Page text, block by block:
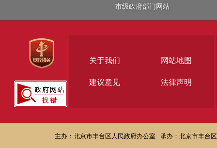
市级政府部门网站
关于我们 网站地图
建议意见 法律声明
主办：北京市丰台区人民政府办公室 承办：北京市丰台